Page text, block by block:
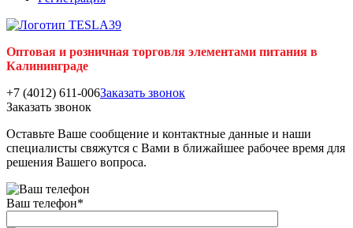
Оптовая и розничная торговля элементами питания в
Калининграде
+7 (4012) 611-006Заказать звонок
Заказать звонок
Оставьте Ваше сообщение и контактные данные и наши
специалисты свяжутся с Вами в ближайшее рабочее время для
решения Вашего вопроса.
Ваш телефон*